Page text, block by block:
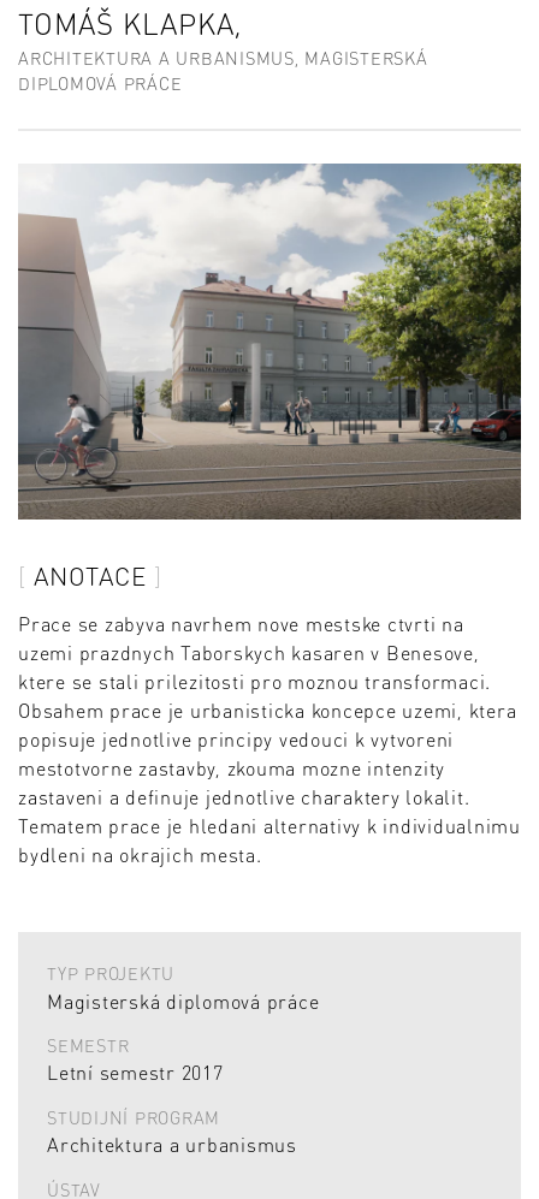
TOMÁŠ KLAPKA,
ARCHITEKTURA A URBANISMUS, MAGISTERSKÁ
DIPLOMOVÁ PRÁCE
ANOTACE
Prace se zabyva navrhem nove mestske ctvrti na
uzemi prazdnych Taborskych kasaren v Benesove,
ktere se stali prilezitosti pro moznou transformaci.
Obsahem prace je urbanisticka koncepce uzemi, ktera
popisuje jednotlive principy vedouci k vytvoreni
mestotvorne zastavby, zkouma mozne intenzity
zastaveni a definuje jednotlive charaktery lokalit.
Tematem prace je hledani alternativy k individualnimu
bydleni na okrajich mesta.
TYP PROJEKTU
Magisterská diplomová práce
SEMESTR
Letní semestr 2017
STUDIJNÍ PROGRAM
Architektura a urbanismus
ÚSTAV